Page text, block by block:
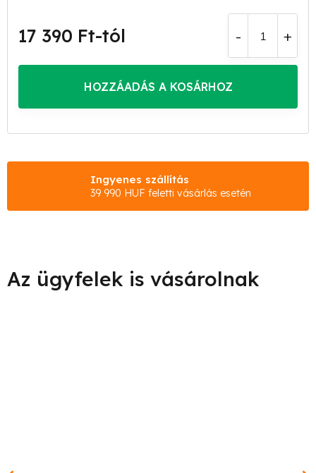
17 390 Ft-tól
HOZZÁADÁS A KOSÁRHOZ
Ingyenes szállítás
39 990 HUF feletti vásárlás esetén